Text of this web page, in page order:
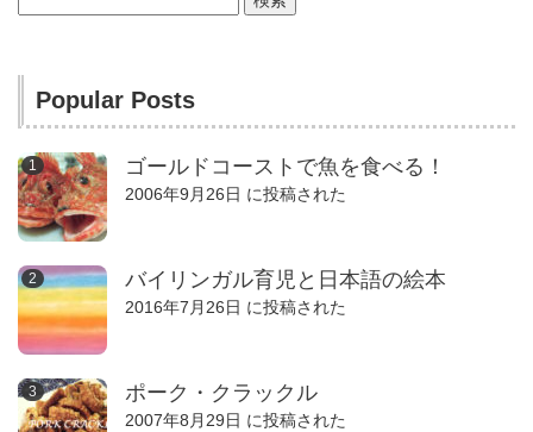
索:
Popular Posts
ゴールドコーストで魚を食べる！
2006年9月26日 に投稿された
バイリンガル育児と日本語の絵本
2016年7月26日 に投稿された
ポーク・クラックル
2007年8月29日 に投稿された